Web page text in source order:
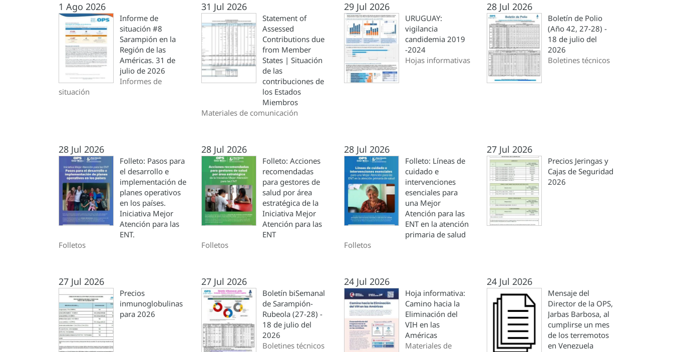
1 Ago 2026
Informe de
situación #8
Sarampión en la
Región de las
Américas. 31 de
julio de 2026
Informes de
situación
31 Jul 2026
Statement of
Assessed
Contributions due
from Member
States | Situación
de las
contribuciones de
los Estados
Miembros
Materiales de comunicación
29 Jul 2026
URUGUAY:
vigilancia
candidemia 2019
-2024
Hojas informativas
28 Jul 2026
Boletín de Polio
(Año 42, 27-28) -
18 de julio del
2026
Boletines técnicos
28 Jul 2026
Folleto: Pasos para
el desarrollo e
implementación de
planes operativos
en los países.
Iniciativa Mejor
Atención para las
ENT.
Folletos
28 Jul 2026
Folleto: Acciones
recomendadas
para gestores de
salud por área
estratégica de la
Iniciativa Mejor
Atención para las
ENT
Folletos
28 Jul 2026
Folleto: Líneas de
cuidado e
intervenciones
esenciales para
una Mejor
Atención para las
ENT en la atención
primaria de salud
Folletos
27 Jul 2026
Precios Jeringas y
Cajas de Seguridad
2026
27 Jul 2026
Precios
inmunoglobulinas
para 2026
27 Jul 2026
Boletín biSemanal
de Sarampión-
Rubeola (27-28) -
18 de julio del
2026
Boletines técnicos
24 Jul 2026
Hoja informativa:
Camino hacia la
Eliminación del
VIH en las
Américas
Materiales de
24 Jul 2026
Mensaje del
Director de la OPS,
Jarbas Barbosa, al
cumplirse un mes
de los terremotos
en Venezuela